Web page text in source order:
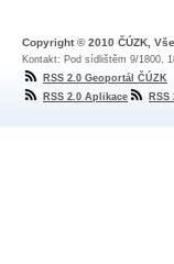
Copyright © 2010 ČÚZK,
Kontakt: Pod sídlištěm 9/1800,
RSS 2.0 Geoportál ČÚZK
RSS 2.0 Aplikace